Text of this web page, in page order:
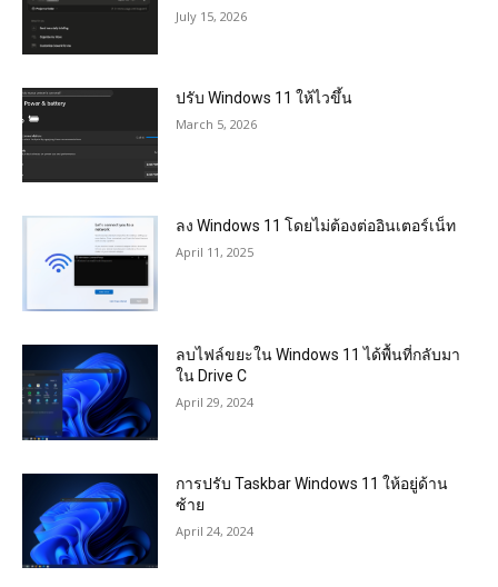
July 15, 2026
ปรับ Windows 11 ให้ไวขึ้น
March 5, 2026
ลง Windows 11 โดยไม่ต้องต่ออินเตอร์เน็ท
April 11, 2025
ลบไฟล์ขยะใน Windows 11 ได้พื้นที่กลับมา
ใน Drive C
April 29, 2024
การปรับ Taskbar Windows 11 ให้อยู่ด้าน
ซ้าย
April 24, 2024